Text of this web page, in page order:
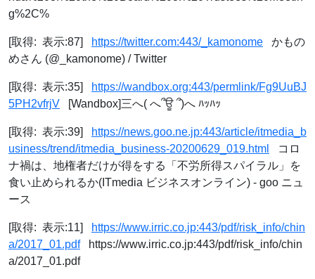
g%2C%
[取得: 表示:87] https://twitter.com:443/_kamonome かもの
めさん (@_kamonome) / Twitter
[取得: 表示:35]
https://wandbox.org:443/permlink/Fg9UuBJ
5PH2vfrjV [Wandbox]三へ( へ՞ਊ ՞)へ ﾊｯﾊｯ
[取得: 表示:39]
https://news.goo.ne.jp:443/article/itmedia_b
usiness/trend/itmedia_business-20200629_019.html
コロ
ナ禍は、地権者だけが得をする「不労所得スパイラル」を
食い止められるか(ITmedia ビジネスオンライン) - goo ニュ
ース
[取得: 表示:11]
https://www.irric.co.jp:443/pdf/risk_info/chin
a/2017_01.pdfhttps://www.irric.co.jp:443/pdf/risk_info/chin
a/2017_01.pdf